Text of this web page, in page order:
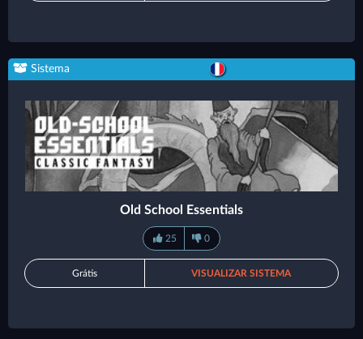
Sistema
Old School Essentials
25 0
Grátis VISUALIZAR SISTEMA